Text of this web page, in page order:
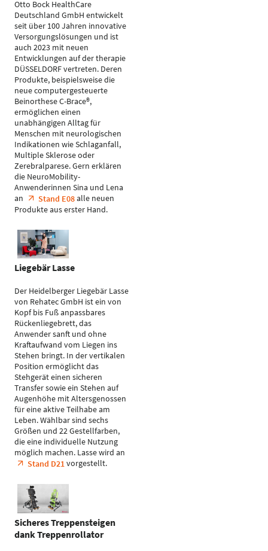
Otto Bock HealthCare
Deutschland GmbH entwickelt
seit über 100 Jahren innovative
Versorgungslösungen und ist
auch 2023 mit neuen
Entwicklungen auf der therapie
DÜSSELDORF vertreten. Deren
Produkte, beispielsweise die
neue computergesteuerte
Beinorthese C-Brace®,
ermöglichen einen
unabhängigen Alltag für
Menschen mit neurologischen
Indikationen wie Schlaganfall,
Multiple Sklerose oder
Zerebralparese. Gern erklären
die NeuroMobility-
Anwenderinnen Sina und Lena
an
Stand E08alle neuen
Produkte aus erster Hand.
Liegebär Lasse
Der Heidelberger Liegebär Lasse
von Rehatec GmbH ist ein von
Kopf bis Fuß anpassbares
Rückenliegebrett, das
Anwender sanft und ohne
Kraftaufwand vom Liegen ins
Stehen bringt. In der vertikalen
Position ermöglicht das
Stehgerät einen sicheren
Transfer sowie ein Stehen auf
Augenhöhe mit Altersgenossen
für eine aktive Teilhabe am
Leben. Wählbar sind sechs
Größen und 22 Gestellfarben,
die eine individuelle Nutzung
möglich machen. Lasse wird an
Stand D21vorgestellt.
Sicheres Treppensteigen
dank Treppenrollator